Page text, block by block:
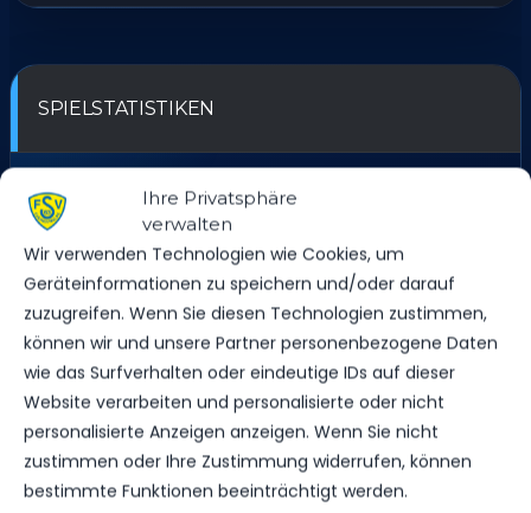
Ihre Privatsphäre
verwalten
Wir verwenden Technologien wie Cookies, um
Geräteinformationen zu speichern und/oder darauf
zuzugreifen. Wenn Sie diesen Technologien zustimmen,
können wir und unsere Partner personenbezogene Daten
wie das Surfverhalten oder eindeutige IDs auf dieser
Website verarbeiten und personalisierte oder nicht
personalisierte Anzeigen anzeigen. Wenn Sie nicht
zustimmen oder Ihre Zustimmung widerrufen, können
bestimmte Funktionen beeinträchtigt werden.
SPIELSTATISTIKEN
FSV ZWICKAU
VS.
FSV 63 LUCKENWALDE
1 TORE
4 GELBE KARTEN